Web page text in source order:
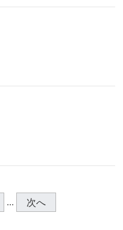
... 次へ